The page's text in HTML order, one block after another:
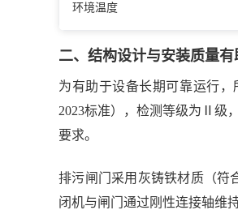
环境温度
二、结构设计与安装质量
为有助于设备长期可靠运行，
2023标准），检测等级为Ⅱ级
要求。
排污闸门采用灰铸铁材质（符
闭机与闸门通过刚性连接轴维